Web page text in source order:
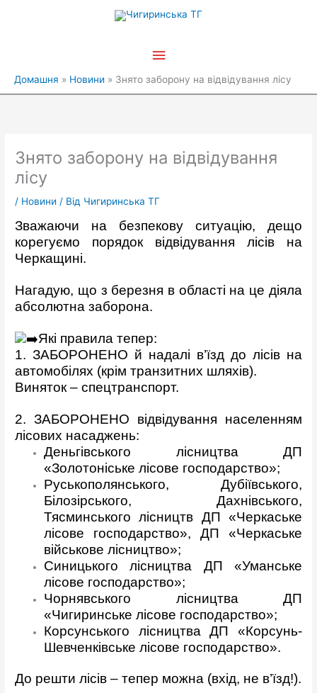
Головне
Домашня Новини Знято заборону на відвідування лісу
Знято заборону на відвідування
лісу
/ Новини / Від Чигиринська ТГ
Зважаючи на безпекову ситуацію, дещо
корегуємо порядок відвідування лісів на
Черкащині.
Нагадую, що з березня в області на це діяла
абсолютна заборона.
Які правила тепер:
1. ЗАБОРОНЕНО й надалі в’їзд до лісів на
автомобілях (крім транзитних шляхів).
Виняток – спецтранспорт.
2. ЗАБОРОНЕНО відвідування населенням
лісових насаджень:
Деньгівського лісництва ДП
«Золотоніське лісове господарство»;
Руськополянського, Дубіївського,
Білозірського, Дахнівського,
Тясминського лісництв ДП «Черкаське
лісове господарство», ДП «Черкаське
військове лісництво»;
Синицького лісництва ДП «Уманське
лісове господарство»;
Чорнявського лісництва ДП
«Чигиринське лісове господарство»;
Корсунського лісництва ДП «Корсунь-
Шевченківське лісове господарство».
До решти лісів – тепер можна (вхід, не в’їзд!).